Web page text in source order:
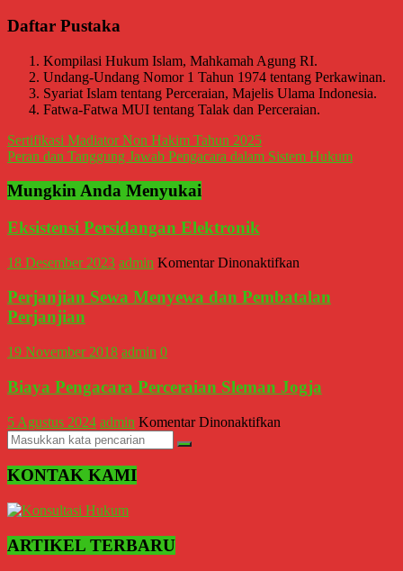
Bontang,
Demak,
Depok,
Sorong,
Papua,
Bekasi,
Pengacara
Pajak,
Pengacara
Perusahaan,
Kantor
/
Law
/
Law
Firm
Daftar Pustaka
Kompilasi Hukum Islam, Mahkamah Agung RI.
Undang-Undang Nomor 1 Tahun 1974 tentang Perkawinan.
Syariat Islam tentang Perceraian, Majelis Ulama Indonesia.
Fatwa-Fatwa MUI tentang Talak dan Perceraian.
Navigasi
pos
Sertifikasi Madiator Non Hakim Tahun 2025
Peran dan Tanggung Jawab Pengacara dalam Sistem Hukum
Mungkin Anda Menyukai
Eksistensi Persidangan Elektronik
18 Desember 2023 admin Komentar Dinonaktifkan
Persidangan
Perjanjian Sewa Menyewa dan Pembatalan
Perjanjian
19 November 2018 admin 0
Biaya Pengacara Perceraian Sleman Jogja
5 Agustus 2024 admin Komentar Dinonaktifkan
KONTAK KAMI
ARTIKEL TERBARU